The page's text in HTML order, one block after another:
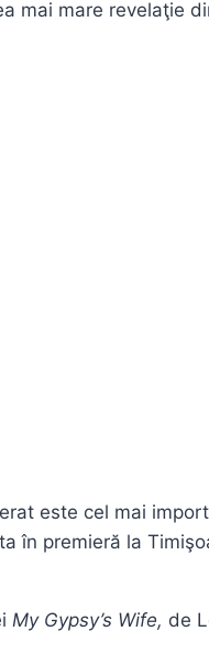
mai mare revelaţie
este cel mai
în premieră la
My Gypsy’s Wife, de